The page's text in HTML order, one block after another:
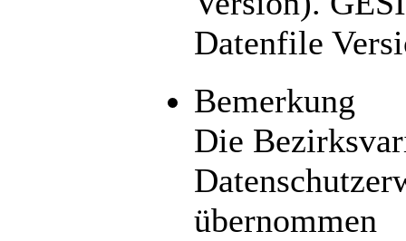
Datenfile
Bemerkung
Die
übernommen